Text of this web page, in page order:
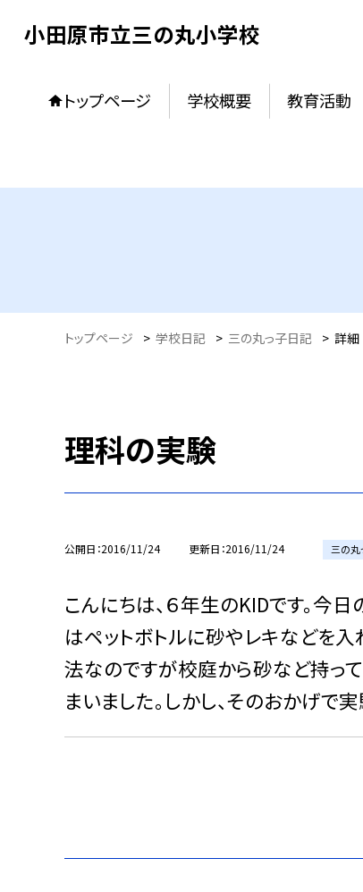
小田原市立三の丸小学校
トップページ 学校概要 教育活動
トップページ > 学校日記 > 三の丸っ子日記 > 詳細
理科の実験
公開日 2016/11/24 更新日 2016/11/24 三の丸
こんにちは、６年生のKIDです。今
はペットボトルに砂やレキなどを
法なのですが校庭から砂など持っ
まいました。しかし、そのおかげで